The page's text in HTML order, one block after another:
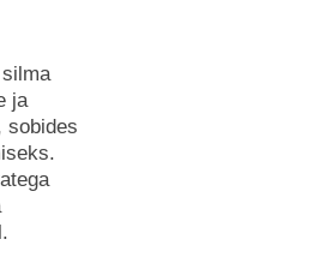
ja
sobides